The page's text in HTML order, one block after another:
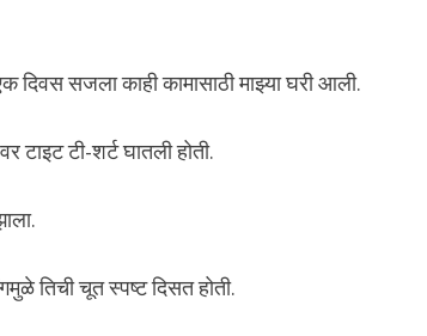
दिवस सजला काही कामासाठी माझ्या घरी आली.
टाइट टी-शर्ट घातली होती.
तिची चूत स्पष्ट दिसत होती.